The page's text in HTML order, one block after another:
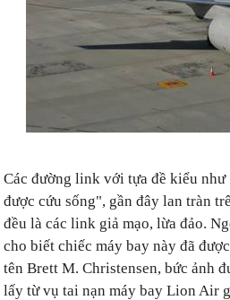
Các đường link với tựa đề kiểu
được cứu sống", gần đây lan tràn
đều là các link giả mạo, lừa đảo.
cho biết chiếc máy bay này đã
tên Brett M. Christensen, bức ảnh
lấy từ vụ tai nạn máy bay Lion Air